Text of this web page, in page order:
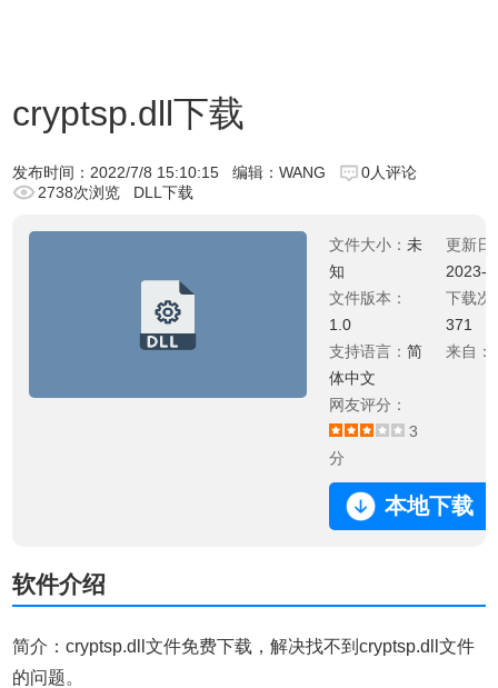
cryptsp.dll下载
发布时间： 2022/7/8 15:10:15 编辑：WANG
0人评论
2738次浏览
DLL下载
文件大小：未
知
文件版本：
1.0
支持语言：简
体中文
网友评分：
3
分
更新日
2023-
下载次
371
来自：
本地下载
软件介绍
简介：cryptsp.dll文件免费下载，解决找不到cryptsp.dll文件
的问题。